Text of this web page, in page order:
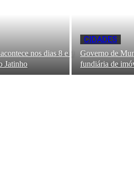
nos dias 8 e 9
Jatinho
CIDADES
Governo de
fundiária de